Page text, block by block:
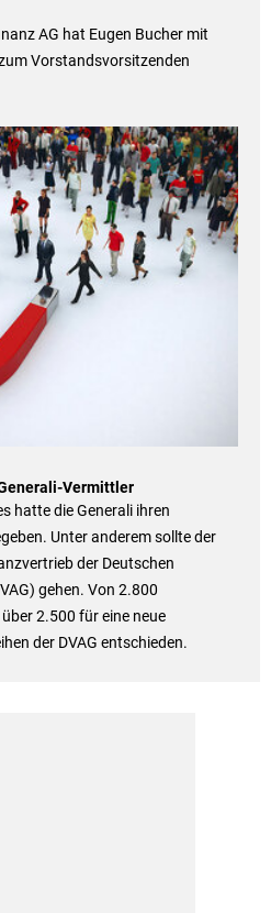
AG hat Eugen Bucher mit
Vorstandsvorsitzenden
Vermittler
hatte die Generali ihren
Unter anderem sollte der
der Deutschen
gehen. Von 2.800
2.500 für eine neue
der DVAG entschieden.